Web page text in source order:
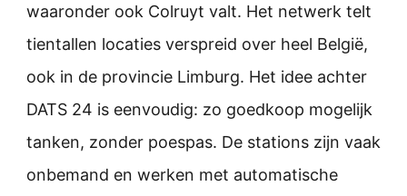
waaronder ook Colruyt valt. Het netwerk telt
tientallen locaties verspreid over heel België,
ook in de provincie Limburg. Het idee achter
DATS 24 is eenvoudig: zo goedkoop mogelijk
tanken, zonder poespas. De stations zijn vaak
onbemand en werken met automatische